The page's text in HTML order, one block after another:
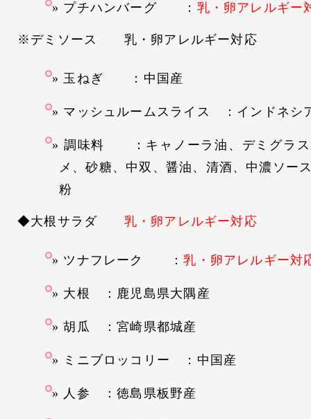
プチハンバーグ ： 乳・卵アレルギー
※デミソース 乳・卵アレルギー対応
玉ねぎ ：中国産
マッシュルームスライス ：インドネシ
調味料 ：キャノーラ油、デミグラス
メ、砂糖、中双、醤油、清酒、中濃ソー
粉
◆大根サラダ 乳・卵アレルギー対応
ツナフレーク ：乳・卵アレルギー対
大根 ：鹿児島県大隅産
胡瓜 ：宮崎県都城産
ミニブロッコリー ：中国産
人参 ：徳島県板野産